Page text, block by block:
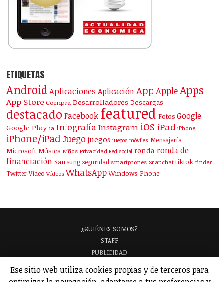
ETIQUETAS
Android Aplicaciones Aplicación App AppleApps
App Store Compra Desarrolladores Descargas
destacado Facebook featured Fotos Google
Google Play ia InfografíaInstagram iOS iPad iPhone
iPhone/iPad Juego juegos juegos móviles Mensajería
Microsoft Música Niños Privacidad Red social ronda ronda de
financiación Samsung seguridad smartphones Snapchat tiktok tinder
Twitter Vídeo Vídeos WhatsApp Windows Phone
¿QUIÉNES SOMOS?
STAFF
PUBLICIDAD
ANALIZAMOS TU APP
GLOSARIO
Ese sitio web utiliza cookies propias y de terceros para